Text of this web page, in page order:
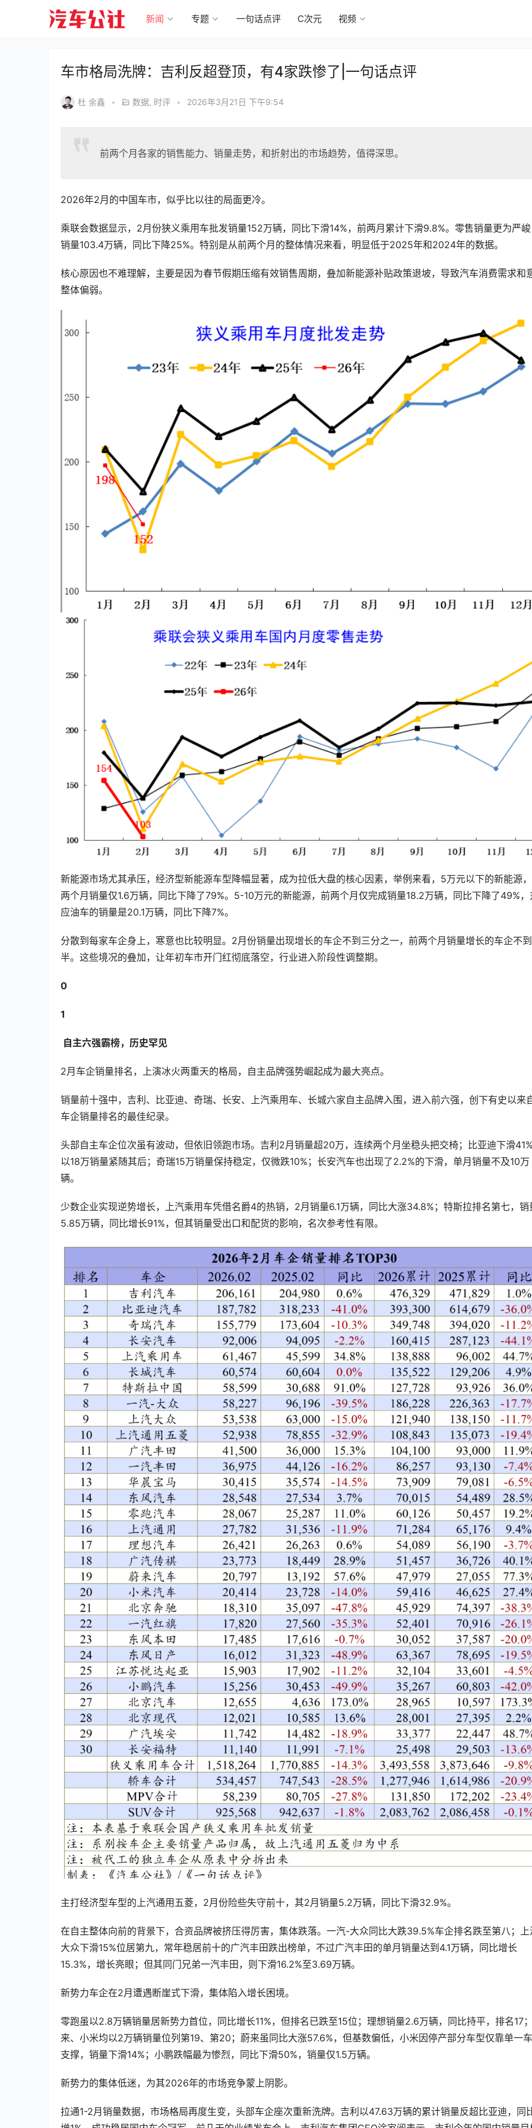
新闻 专题 一句话点评 C次元 视频
车市格局洗牌：吉利反超登顶，有4家跌惨了|一句话点评
杜 余鑫 • 数据, 时评 • 2026年3月21日 下午9:54
前两个月各家的销售能力、销量走势，和折射出的市场趋势，值得深思。
2026年2月的中国车市，似乎比以往的局面更冷。
乘联会数据显示，2月份狭义乘用车批发销量152万辆，同比下滑14%，前两月累计下滑9.8%。零售销量更为严峻
销量103.4万辆，同比下降25%。特别是从前两个月的整体情况来看，明显低于2025年和2024年的数据。
核心原因也不难理解，主要是因为春节假期压缩有效销售周期，叠加新能源补贴政策退坡，导致汽车消费需求和
整体偏弱。
新能源市场尤其承压，经济型新能源车型降幅显著，成为拉低大盘的核心因素，举例来看，5万元以下的新能源
两个月销量仅1.6万辆，同比下降了79%。5-10万元的新能源，前两个月仅完成销量18.2万辆，同比下降了49%，
应油车的销量是20.1万辆，同比下降7%。
分散到每家车企身上，寒意也比较明显。2月份销量出现增长的车企不到三分之一，前两个月销量增长的车企不
半。这些境况的叠加，让年初车市开门红彻底落空，行业进入阶段性调整期。
0
1
自主六强霸榜，历史罕见
2月车企销量排名，上演冰火两重天的格局，自主品牌强势崛起成为最大亮点。
销量前十强中，吉利、比亚迪、奇瑞、长安、上汽乘用车、长城六家自主品牌入围，进入前六强，创下有史以来
车企销量排名的最佳纪录。
头部自主车企位次虽有波动，但依旧领跑市场。吉利2月销量超20万，连续两个月坐稳头把交椅；比亚迪下滑
以18万销量紧随其后；奇瑞15万销量保持稳定，仅微跌10%；长安汽车也出现了2.2%的下滑，单月销量不及10万
辆。
少数企业实现逆势增长，上汽乘用车凭借名爵4的热销，2月销量6.1万辆，同比大涨34.8%；特斯拉排名第七，销
5.85万辆，同比增长91%，但其销量受出口和配货的影响，名次参考性有限。
主打经济型车型的上汽通用五菱，2月份险些失守前十，其2月销量5.2万辆，同比下滑32.9%。
在自主整体向前的背景下，合资品牌被挤压得厉害，集体跌落。一汽-大众同比大跌39.5%车企排名跌至第八；上
大众下滑15%位居第九，常年稳居前十的广汽丰田跌出榜单，不过广汽丰田的单月销量达到4.1万辆，同比增长
15.3%，增长亮眼；但其同门兄弟一汽丰田，则下滑16.2%至3.69万辆。
新势力车企在2月遭遇断崖式下滑，集体陷入增长困境。
零跑虽以2.8万辆销量居新势力首位，同比增长11%，但排名已跌至15位；理想销量2.6万辆，同比持平，排名17
来、小米均以2万辆销量位列第19、第20；蔚来虽同比大涨57.6%，但基数偏低，小米因停产部分车型仅靠单一
支撑，销量下滑14%；小鹏跌幅最为惨烈，同比下滑50%，销量仅1.5万辆。
新势力的集体低迷，为其2026年的市场竞争蒙上阴影。
拉通1-2月销量数据，市场格局再度生变，头部车企座次重新洗牌。吉利以47.63万辆的累计销量反超比亚迪，同